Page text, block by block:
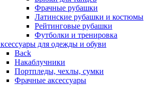
Фрачные рубашки
Латинские рубашки и костюмы
Рейтинговые рубашки
Футболки и тренировка
для одежды и обуви
Back
Накаблучники
Портпледы, чехлы, сумки
Фрачные аксессуары